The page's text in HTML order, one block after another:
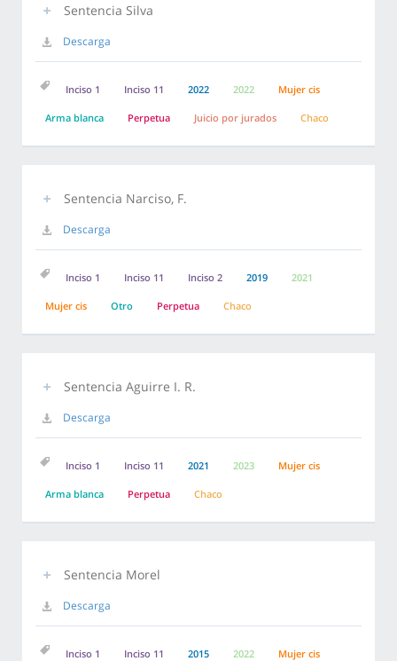
Sentencia Silva
Descarga
Inciso 1 Inciso 11 2022 2022 Mujer cis
Arma blanca Perpetua Juicio por jurados Chaco
Sentencia Narciso, F.
Descarga
Inciso 1 Inciso 11 Inciso 2 2019 2021
Mujer cis Otro Perpetua Chaco
Sentencia Aguirre I. R.
Descarga
Inciso 1 Inciso 11 2021 2023 Mujer cis
Arma blanca Perpetua Chaco
Sentencia Morel
Descarga
Inciso 1 Inciso 11 2015 2022 Mujer cis